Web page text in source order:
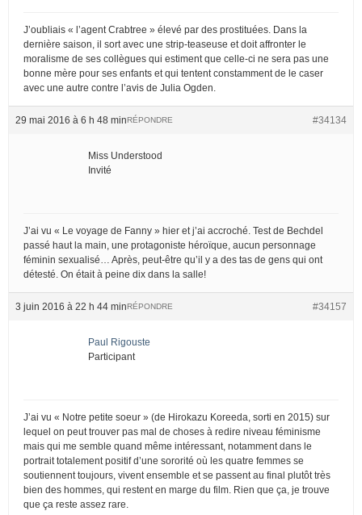
J’oubliais « l’agent Crabtree » élevé par des prostituées. Dans la
dernière saison, il sort avec une strip-teaseuse et doit affronter le
moralisme de ses collègues qui estiment que celle-ci ne sera pas une
bonne mère pour ses enfants et qui tentent constamment de le caser
avec une autre contre l’avis de Julia Ogden.
29 mai 2016 à 6 h 48 min #34134
RÉPONDRE
Miss Understood
Invité
J’ai vu « Le voyage de Fanny » hier et j’ai accroché. Test de Bechdel
passé haut la main, une protagoniste héroïque, aucun personnage
féminin sexualisé… Après, peut-être qu’il y a des tas de gens qui ont
détesté. On était à peine dix dans la salle!
3 juin 2016 à 22 h 44 min #34157
RÉPONDRE
Paul Rigouste
Participant
J’ai vu « Notre petite soeur » (de Hirokazu Koreeda, sorti en 2015) sur
lequel on peut trouver pas mal de choses à redire niveau féminisme
mais qui me semble quand même intéressant, notamment dans le
portrait totalement positif d’une sororité où les quatre femmes se
soutiennent toujours, vivent ensemble et se passent au final plutôt très
bien des hommes, qui restent en marge du film. Rien que ça, je trouve
que ça reste assez rare.